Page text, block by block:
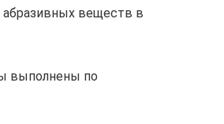
абразивных веществ в
выполнены по